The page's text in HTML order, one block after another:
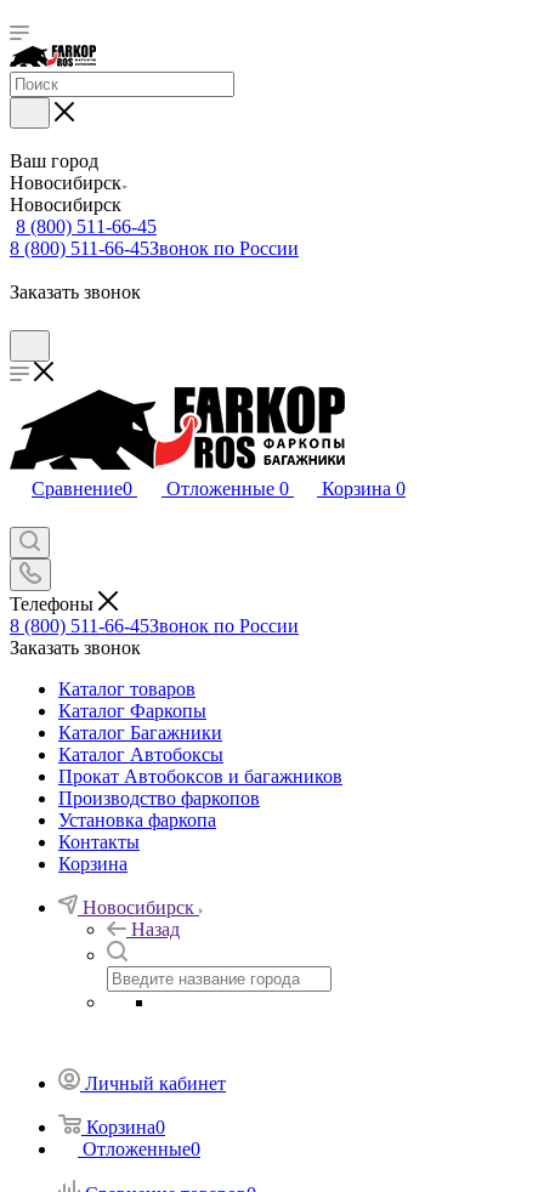
Ваш город
Новосибирск
Новосибирск
8 (800) 511-66-45
8 (800) 511-66-45Звонок по России
Заказать звонок
Сравнение0 Отложенные 0 Корзина 0
Телефоны
8 (800) 511-66-45Звонок по России
Заказать звонок
Каталог товаров
Каталог Фаркопы
Каталог Багажники
Каталог Автобоксы
Прокат Автобоксов и багажников
Производство фаркопов
Установка фаркопа
Контакты
Корзина
Новосибирск
Назад
Личный кабинет
Корзина0
Отложенные0